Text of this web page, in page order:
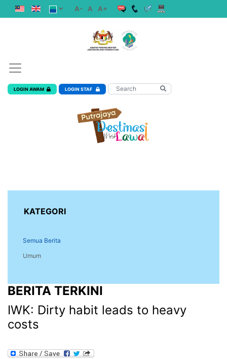
A- A A+
LOGIN AWAM LOGIN STAF
KATEGORI
Semua Berita
Umum
BERITA TERKINI
IWK: Dirty habit leads to heavy
costs